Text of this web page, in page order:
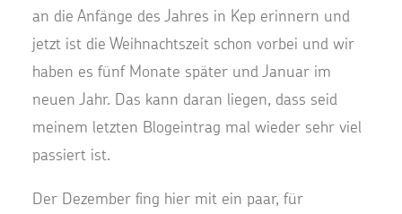
an die Anfänge des Jahres in Kep erinnern und
jetzt ist die Weihnachtszeit schon vorbei und wir
haben es fünf Monate später und Januar im
neuen Jahr. Das kann daran liegen, dass seid
meinem letzten Blogeintrag mal wieder sehr viel
passiert ist.
Der Dezember fing hier mit ein paar, für